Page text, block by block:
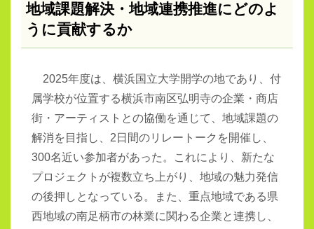
地域課題解決・地域連携推進にどのよ
うに貢献するか
2025年度は、横浜国立大学開学の地であり、付
属学校が位置する横浜市南区弘明寺の企業・商店
街・アーティストとの協働を通じて、地域課題の
解消を目指し、 2 日間のリレートークを開催し、
300名近い参加者があった。これにより、新たな
プロジェクトが複数立ち上がり、地域の魅力発信
の後押しとなっている。また、重点地域である県
西地域の南足柄市の林業に関わる企業と連携し、